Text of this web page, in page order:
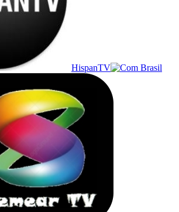
HispanTV